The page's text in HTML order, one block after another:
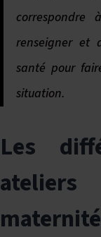
renseigner et
santé pour
situation.
Les